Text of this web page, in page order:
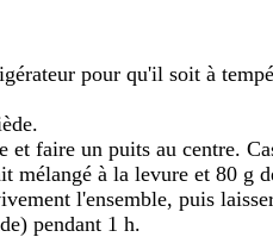
pour qu'il soit à
et faire un puits au centre.
mélangé à la levure et 80 g
l'ensemble, puis
pendant 1 h.